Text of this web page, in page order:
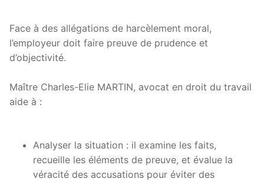
Face à des allégations de harcèlement moral,
l’employeur doit faire preuve de prudence et
d’objectivité.
Maître Charles-Elie MARTIN, avocat en droit du travail
aide à :
Analyser la situation : il examine les faits,
recueille les éléments de preuve, et évalue la
véracité des accusations pour éviter des